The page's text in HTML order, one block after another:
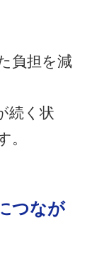
負担を減
続く状
。
つなが